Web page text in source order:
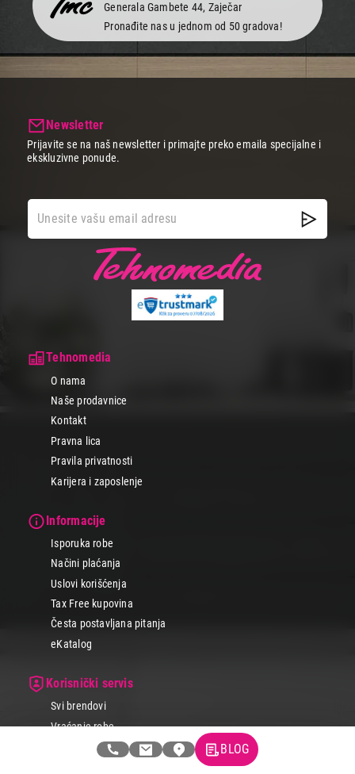
Generala Gambete 44, Zaječar
Pronađite nas u jednom od 50 gradova!
Tehnomedia
O nama
Naše prodavnice
Kontakt
Pravna lica
Pravila privatnosti
Karijera i zaposlenje
Informacije
Isporuka robe
Načini plaćanja
Uslovi korišćenja
Tax Free kupovina
Česta postavljana pitanja
eKatalog
Korisnički servis
Svi brendovi
Vraćanje robe
Reklamacije i servis
Newsletter
Prijavite se na naš newsletter i primajte preko emaila specijalne i
ekskluzivne ponude.
BLOG